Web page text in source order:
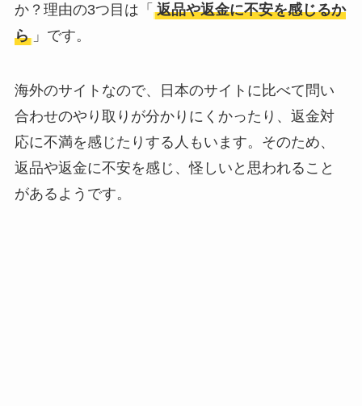
か？理由の3つ目は「 返品や返金に不安を感じるか
ら 」です。
海外のサイトなので、日本のサイトに比べて問い
合わせのやり取りが分かりにくかったり、返金対
応に不満を感じたりする人もいます。そのため、
返品や返金に不安を感じ、怪しいと思われること
があるようです。